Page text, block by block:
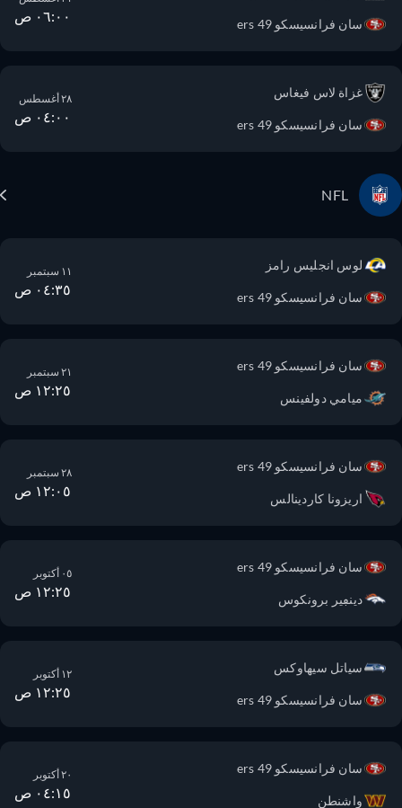
سان فرانسيسكو 49 ers ٠٦:٠٠ ص
غزاة لاس فيغاس
سان فرانسيسكو 49 ers ٠٤:٠٠ ص
NFL
لوس انجليس رامز
سان فرانسيسكو 49 ers ٠٤:٣٥ ص
سان فرانسيسكو 49 ers
ميامي دولفينس ١٢:٢٥ ص
سان فرانسيسكو 49 ers
اريزونا كاردينالس ١٢:٠٥ ص
سان فرانسيسكو 49 ers
دينڢير برونكوس ١٢:٢٥ ص
سياتل سيهاوكس
سان فرانسيسكو 49 ers ١٢:٢٥ ص
سان فرانسيسكو 49 ers
واشنطن ٠٤:١٥ ص